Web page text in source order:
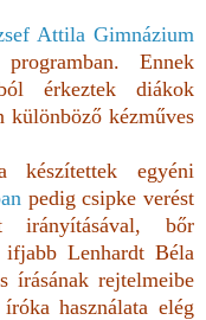
Attila Gimnázium
Ennek
érkeztek diákok
különböző kézműves
készítettek egyéni
pedig csipke verést
irányításával, bőr
ifjabb Lenhardt Béla
írásának rejtelmeibe
használata elég